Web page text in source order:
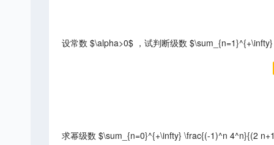
设常数 $\alpha>0$ ，试判断级数
求幂级数 $\sum_{n=0}^{+\infty} \frac{(-1)^n 4^n}{(2